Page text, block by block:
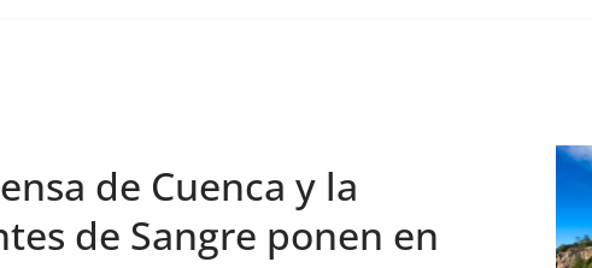
de Cuenca y la
de Sangre ponen en